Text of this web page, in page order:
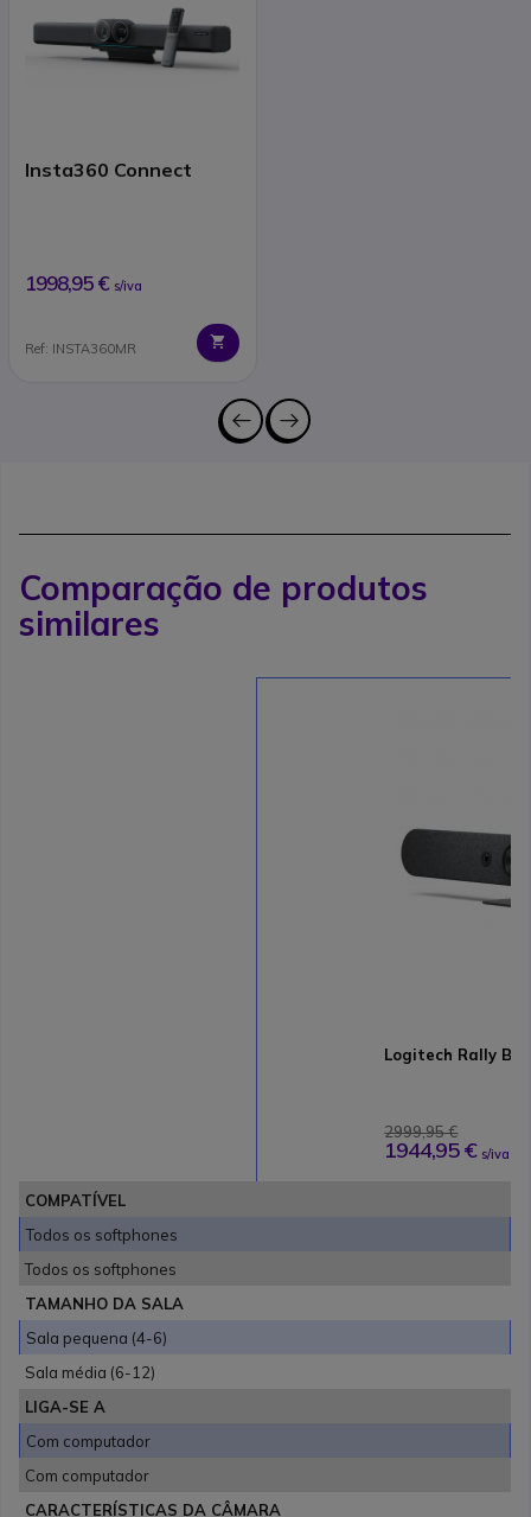
Insta360 Connect
1998,95 € s/iva
Ref: INSTA360MR
Comparação de produtos
similares
Logitech Rally
2999,95 €
1944,95 € s/iva
COMPATÍVEL
Todos os softphones
Todos os softphones
TAMANHO DA SALA
Sala pequena (4-6)
Sala média (6-12)
LIGA-SE A
Com computador
Com computador
CARACTERÍSTICAS DA CÂMARA